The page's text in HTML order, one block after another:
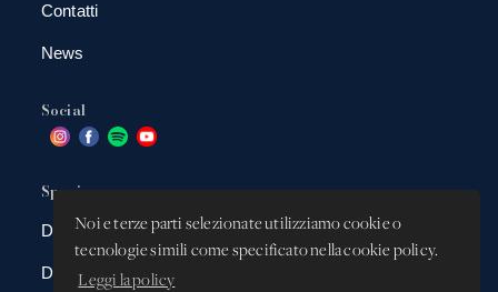
Noi e terze parti selezionate utilizziamo cookie o
tecnologie simili come specificato nella cookie policy.
Leggi la policy
Contatti
News
Social
Spazio app
DBAnima
DBContest